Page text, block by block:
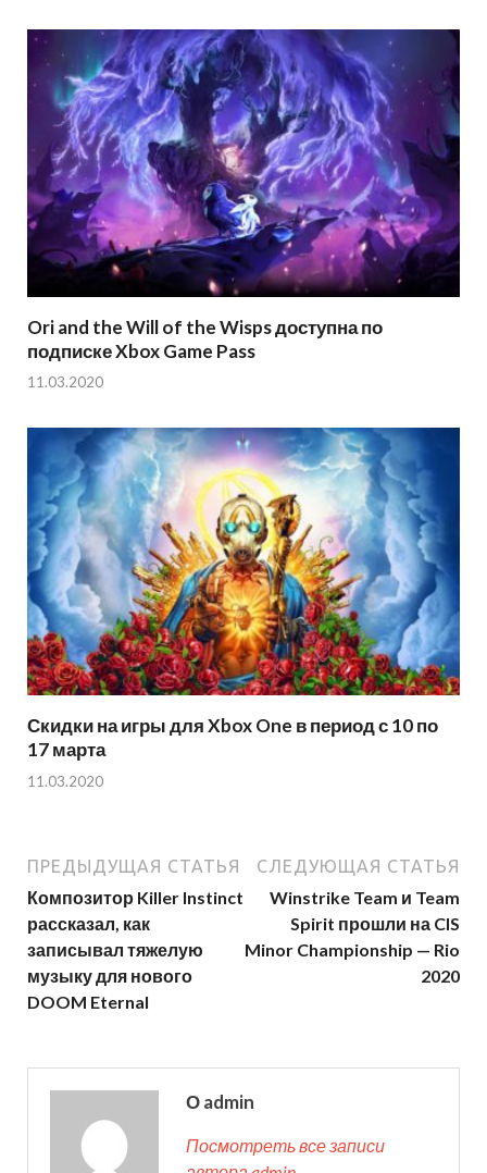
Ori and the Will of the Wisps доступна по
подписке Xbox Game Pass
11.03.2020
Скидки на игры для Xbox One в период с 10 по
17 марта
11.03.2020
ПРЕДЫДУЩАЯ СТАТЬЯ
Композитор Killer Instinct
рассказал, как
записывал тяжелую
музыку для нового
DOOM Eternal
СЛЕДУЮЩАЯ СТАТЬЯ
Winstrike Team и Team
Spirit прошли на CIS
Minor Championship — Rio
2020
О admin
Посмотреть все записи